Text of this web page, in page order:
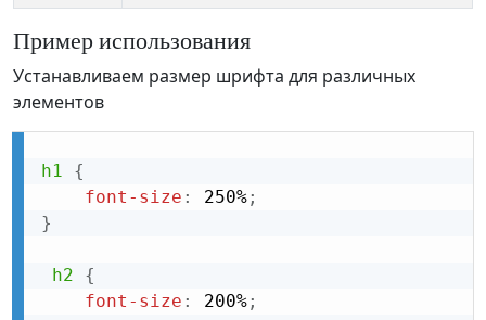
Пример использования
Устанавливаем размер шрифта для различных
элементов
h1
{
font-size : 250%;
}
h2
{
font-size : 200%;